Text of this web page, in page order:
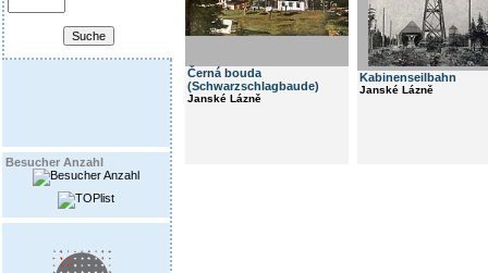
Besucher Anzahl
Černá bouda
(Schwarzschlagbaude)
Janské Lázně
Kabinenseilbahn
Janské Lázně